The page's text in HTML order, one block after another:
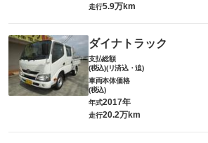
走行5.9万km
ダイナトラック
支払総額
(税込)(リ済込・追)
車両本体価格
(税込)
年式2017年
走行20.2万km